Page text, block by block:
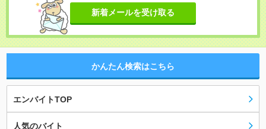
新着メールを受け取る
かんたん検索はこちら
エンバイトTOP
人気のバイト